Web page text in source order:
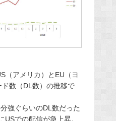
（アメリカ）とEU（ヨ
数（DL数）の推移で
強ぐらいのDL数だった
での配信が急上昇。